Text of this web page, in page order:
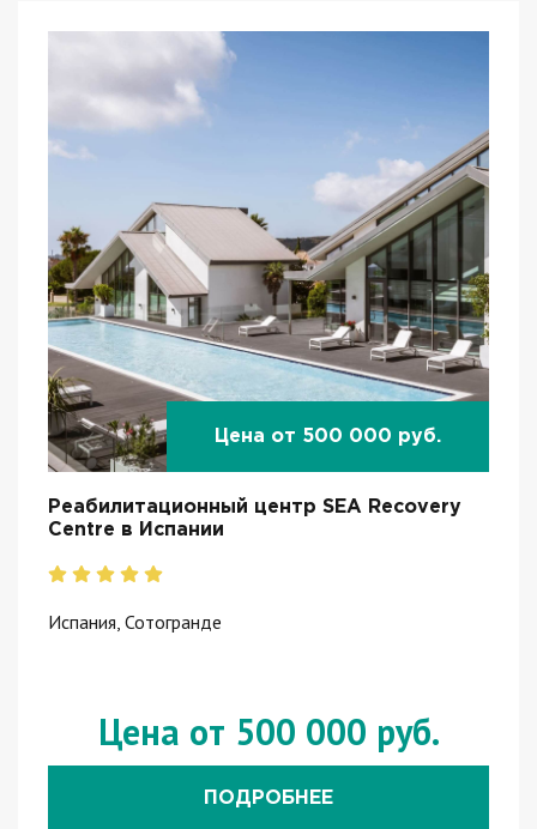
Цена от 500 000 руб.
Реабилитационный центр SEA Recovery
Centre в Испании
Испания, Сотогранде
Цена от 500 000 руб.
ПОДРОБНЕЕ